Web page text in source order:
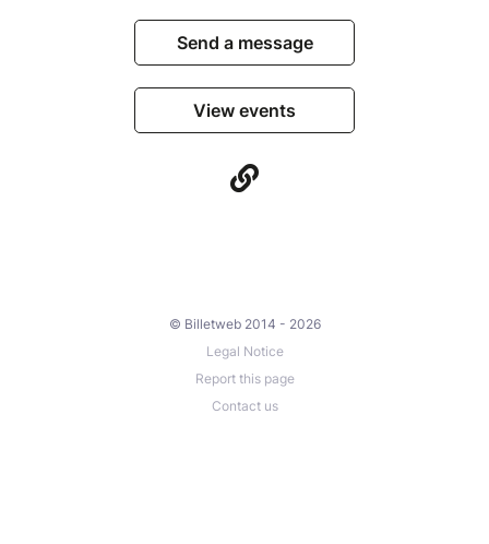
Send a message
View events
© Billetweb 2014 - 2026
Legal Notice
Report this page
Contact us